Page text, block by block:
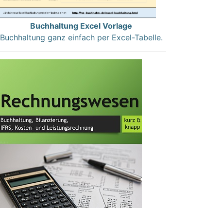
Buchhaltung Excel Vorlage
Buchhaltung ganz einfach per Excel-Tabelle.